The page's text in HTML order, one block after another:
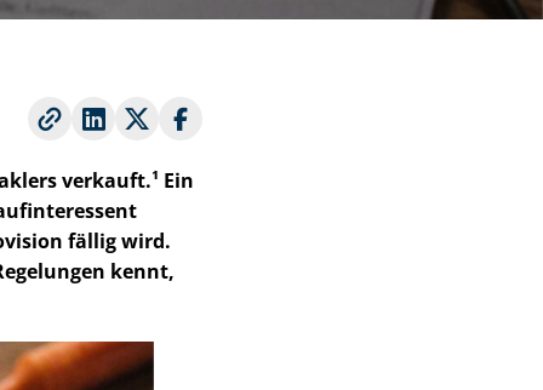
verkauft.¹ Ein
fällig wird.
kennt,